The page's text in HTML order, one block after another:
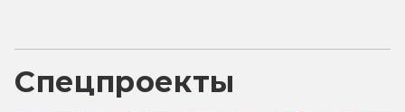
Спецпроекты